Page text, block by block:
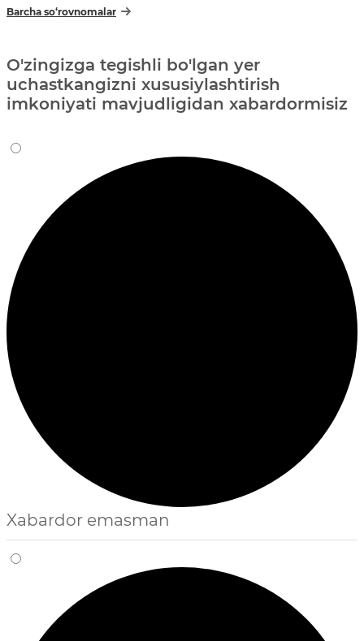
Barcha so‘rovnomalar
O'zingizga tegishli bo'lgan yer
uchastkangizni xususiylashtirish
imkoniyati mavjudligidan xabardormisiz
Xabardor emasman